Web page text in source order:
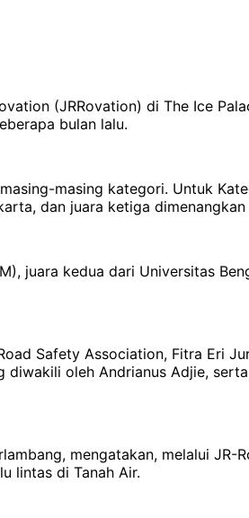
(JRRovation) di The Ice
bulan lalu.
masing kategori. Untuk
dan juara ketiga
juara kedua dari Universitas
Safety Association, Fitra Eri
oleh Andrianus Adjie,
mengatakan, melalui
lintas di Tanah Air.